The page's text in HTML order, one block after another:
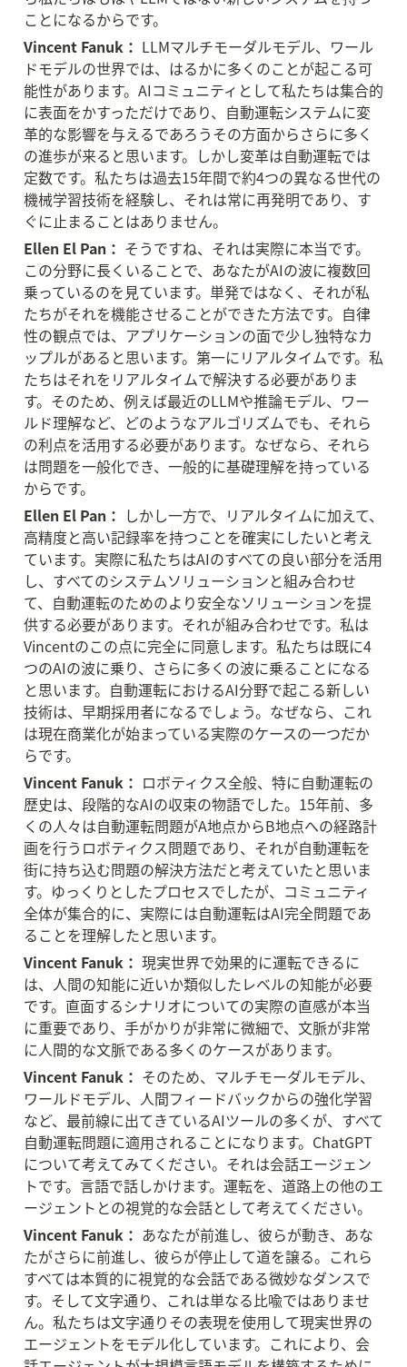
ことになるからです。
Vincent Fanuk： LLMマルチモーダルモデル、ワール
ドモデルの世界では、はるかに多くのことが起こる可
能性があります。AIコミュニティとして私たちは集合的
に表面をかすっただけであり、自動運転システムに変
革的な影響を与えるであろうその方面からさらに多く
の進歩が来ると思います。しかし変革は自動運転では
定数です。私たちは過去15年間で約4つの異なる世代の
機械学習技術を経験し、それは常に再発明であり、す
ぐに止まることはありません。
Ellen El Pan： そうですね、それは実際に本当です。
この分野に長くいることで、あなたがAIの波に複数回
乗っているのを見ています。単発ではなく、それが私
たちがそれを機能させることができた方法です。自律
性の観点では、アプリケーションの面で少し独特なカ
ップルがあると思います。第一にリアルタイムです。私
たちはそれをリアルタイムで解決する必要がありま
す。そのため、例えば最近のLLMや推論モデル、ワー
ルド理解など、どのようなアルゴリズムでも、それら
の利点を活用する必要があります。なぜなら、それら
は問題を一般化でき、一般的に基礎理解を持っている
からです。
Ellen El Pan： しかし一方で、リアルタイムに加えて、
高精度と高い記録率を持つことを確実にしたいと考え
ています。実際に私たちはAIのすべての良い部分を活用
し、すべてのシステムソリューションと組み合わせ
て、自動運転のためのより安全なソリューションを提
供する必要があります。それが組み合わせです。私は
Vincentのこの点に完全に同意します。私たちは既に4
つのAIの波に乗り、さらに多くの波に乗ることになる
と思います。自動運転におけるAI分野で起こる新しい
技術は、早期採用者になるでしょう。なぜなら、これ
は現在商業化が始まっている実際のケースの一つだか
らです。
Vincent Fanuk： ロボティクス全般、特に自動運転の
歴史は、段階的なAIの収束の物語でした。15年前、多
くの人々は自動運転問題がA地点からB地点への経路計
画を行うロボティクス問題であり、それが自動運転を
街に持ち込む問題の解決方法だと考えていたと思いま
す。ゆっくりとしたプロセスでしたが、コミュニティ
全体が集合的に、実際には自動運転はAI完全問題であ
ることを理解したと思います。
Vincent Fanuk： 現実世界で効果的に運転できるに
は、人間の知能に近いか類似したレベルの知能が必要
です。直面するシナリオについての実際の直感が本当
に重要であり、手がかりが非常に微細で、文脈が非常
に人間的な文脈である多くのケースがあります。
Vincent Fanuk： そのため、マルチモーダルモデル、
ワールドモデル、人間フィードバックからの強化学習
など、最前線に出てきているAIツールの多くが、すべて
自動運転問題に適用されることになります。ChatGPT
について考えてみてください。それは会話エージェン
トです。言語で話しかけます。運転を、道路上の他のエ
ージェントとの視覚的な会話として考えてください。
Vincent Fanuk： あなたが前進し、彼らが動き、あな
たがさらに前進し、彼らが停止して道を譲る。これら
すべては本質的に視覚的な会話である微妙なダンスで
す。そして文字通り、これは単なる比喩ではありませ
ん。私たちは文字通りその表現を使用して現実世界の
エージェントをモデル化しています。これにより、会